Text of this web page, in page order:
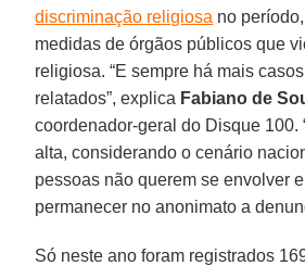
discriminação religiosa no
medidas de órgãos públicos que
religiosa. “E sempre há mais
relatados”, explica Fabiano de
coordenador-geral do Disque 100.
alta, considerando o cenário
pessoas não querem se envolver
permanecer no anonimato a
Só neste ano foram registrados